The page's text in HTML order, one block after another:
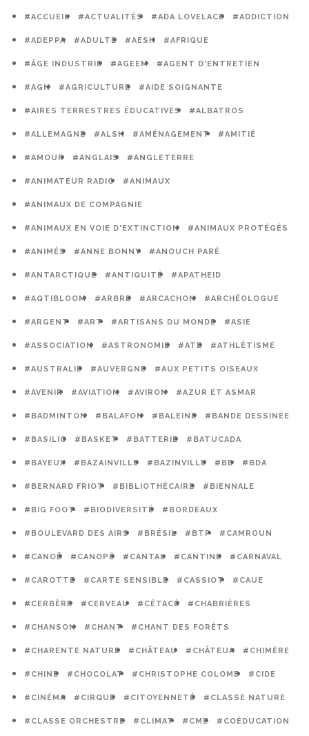
#ACCUEIL #ACTUALITÉS #ADA LOVELACE #ADDICTION
#ADEPPA #ADULTE #AESH #AFRIQUE
#ÂGE INDUSTRIE #AGEEM #AGENT D'ENTRETIEN
#AGN #AGRICULTURE #AIDE SOIGNANTE
#AIRES TERRESTRES ÉDUCATIVES #ALBATROS
#ALLEMAGNE #ALSH #AMÉNAGEMENT #AMITIÉ
#AMOUR #ANGLAIS #ANGLETERRE
#ANIMATEUR RADIO #ANIMAUX
#ANIMAUX DE COMPAGNIE
#ANIMAUX EN VOIE D'EXTINCTION #ANIMAUX PROTÉGÉS
#ANIMÉS #ANNE BONNY #ANOUCH PARÉ
#ANTARCTIQUE #ANTIQUITÉ #APATHEID
#AQTIBLOOM #ARBRE #ARCACHON #ARCHÉOLOGUE
#ARGENT #ART #ARTISANS DU MONDE #ASIE
#ASSOCIATION #ASTRONOMIE #ATE #ATHLÉTISME
#AUSTRALIE #AUVERGNE #AUX PETITS OISEAUX
#AVENIR #AVIATION #AVIRON #AZUR ET ASMAR
#BADMINTON #BALAFON #BALEINE #BANDE DESSINÉE
#BASILIC #BASKET #BATTERIE #BATUCADA
#BAYEUX #BAZAINVILLE #BAZINVILLE #BD #BDA
#BERNARD FRIOT #BIBLIOTHÉCAIRE #BIENNALE
#BIG FOOT #BIODIVERSITÉ #BORDEAUX
#BOULEVARD DES AIRS #BRÉSIL #BTP #CAMROUN
#CANOË #CANOPÉ #CANTAL #CANTINE #CARNAVAL
#CAROTTE #CARTE SENSIBLE #CASSIOT #CAUE
#CERBÈRE #CERVEAU #CÉTACÉ #CHABRIÈRES
#CHANSON #CHANT #CHANT DES FORÊTS
#CHARENTE NATURE #CHÂTEAU #CHÂTEUA #CHIMÈRE
#CHINE #CHOCOLAT #CHRISTOPHE COLOMB #CIDE
#CINÉMA #CIRQUE #CITOYENNETÉ #CLASSE NATURE
#CLASSE ORCHESTRE #CLIMAT #CME #COÉDUCATION